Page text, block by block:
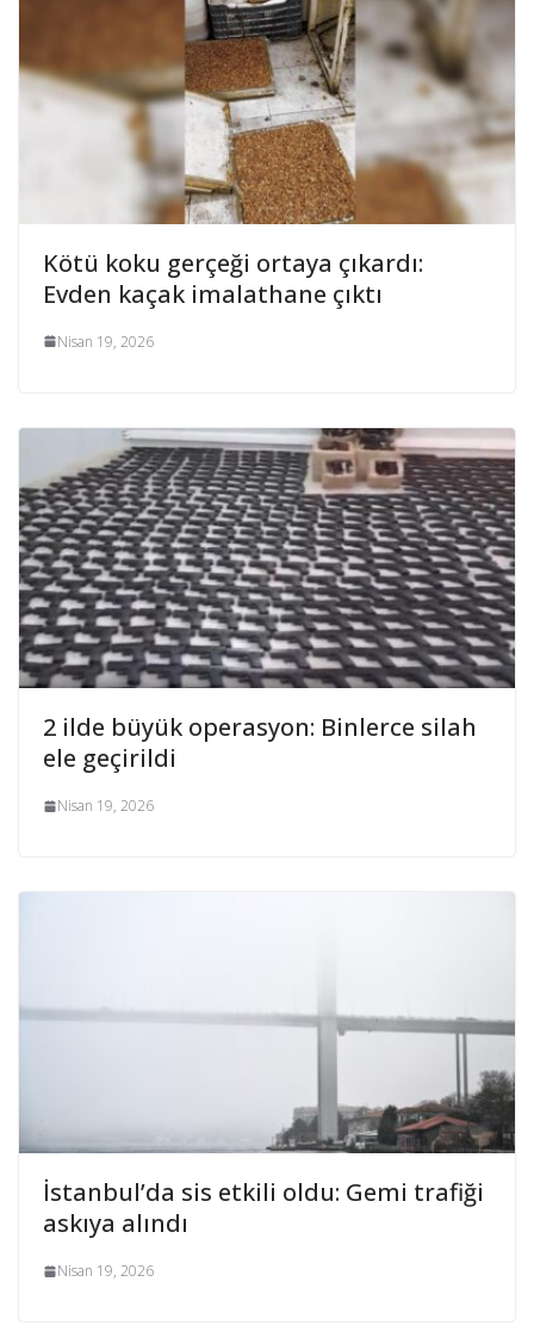
Kötü koku gerçeği ortaya çıkardı:
Evden kaçak imalathane çıktı
Nisan 19, 2026
2 ilde büyük operasyon: Binlerce silah
ele geçirildi
Nisan 19, 2026
İstanbul’da sis etkili oldu: Gemi trafiği
askıya alındı
Nisan 19, 2026